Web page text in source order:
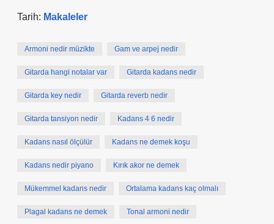
Tarih: Makaleler
Armoni nedir müzikte Gam ve arpej nedir
Gitarda hangi notalar var Gitarda kadans nedir
Gitarda key nedir Gitarda reverb nedir
Gitarda tansiyon nedir Kadans 4 6 nedir
Kadans nasıl ölçülür Kadans ne demek koşu
Kadans nedir piyano Kırık akor ne demek
Mükemmel kadans nedir Ortalama kadans kaç olmalı
Plagal kadans ne demek Tonal armoni nedir